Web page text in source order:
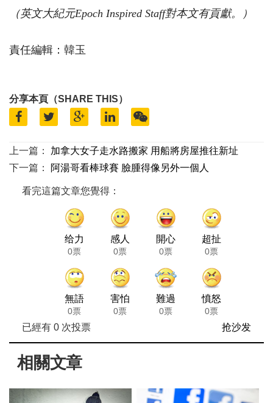
（英文大紀元Epoch Inspired Staff對本文有貢獻。 ）
責任編輯：韓玉
分享本頁（SHARE THIS）
上一篇：
加拿大女子走水路搬家 用船將房屋推往新址
下一篇：
阿湯哥看棒球賽 臉腫得像另外一個人
看完這篇文章您覺得：
给力
0票
感人
0票
開心
0票
超扯
0票
無語
0票
害怕
0票
難過
0票
憤怒
0票
已經有 0次投票 抢沙发
相關文章